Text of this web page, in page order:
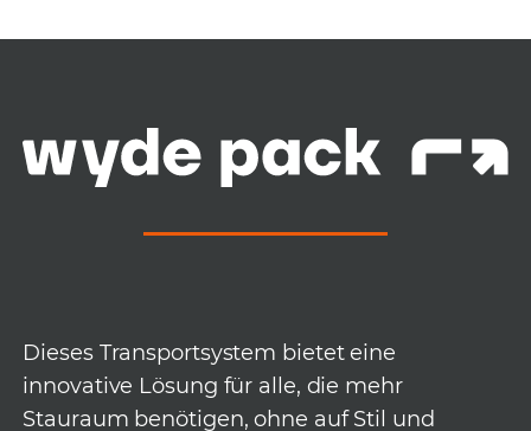
Dieses Transportsystem bietet eine
innovative Lösung für alle, die mehr
Stauraum benötigen, ohne auf Stil und